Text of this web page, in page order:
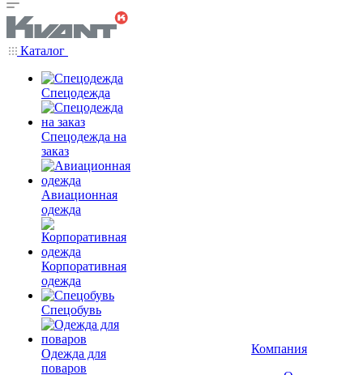
Каталог
Спецодежда
Спецодежда на
заказ
Авиационная
одежда
Корпоративная
одежда
Спецобувь
Одежда для
поваров
Компания